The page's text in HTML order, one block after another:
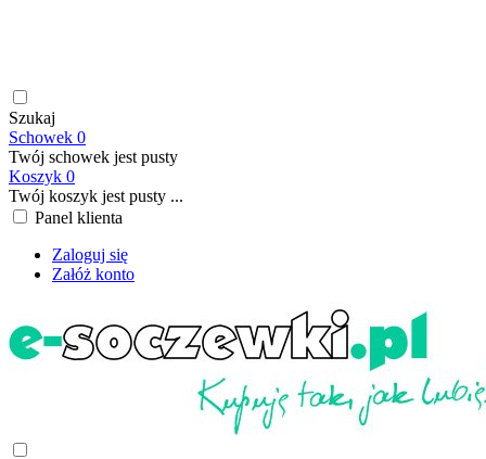
Szukaj
Schowek 0
Twój schowek jest pusty
Koszyk 0
Twój koszyk jest pusty ...
Panel klienta
Zaloguj się
Załóż konto